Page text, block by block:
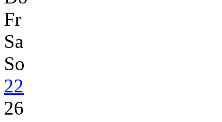
Fr
Sa
So
22
26